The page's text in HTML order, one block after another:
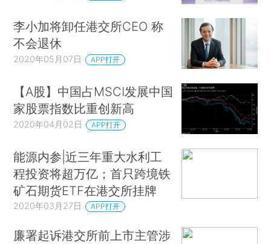
李小加将卸任港交所CEO 称
不会退休
2020年05月07日 APP打开
【A股】中国占MSCI发展中国
家股票指数比重创新高
2020年04月02日 APP打开
能源内参|近三年重大水利工
程投资将超万亿；首只跨境铁
矿石期货ETF在港交所挂牌
2020年03月27日 APP打开
廉署起诉港交所前上市主管涉